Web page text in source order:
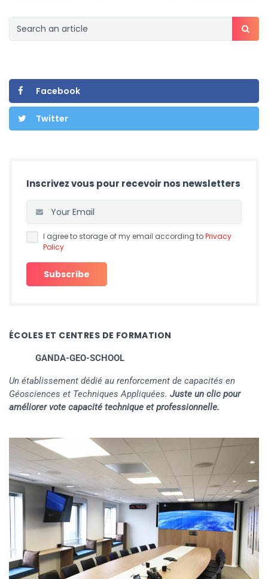
Facebook
Twitter
Inscrivez vous pour recevoir nos newsletters
I agree to storage of my email according toPrivacy
Policy
ÉCOLES ET CENTRES DE FORMATION
GANDA-GEO-SCHOOL
Un établissement dédié au renforcement de capacités en
Géosciences et Techniques Appliquées. Juste un clic pour
améliorer vote capacité technique et professionnelle.